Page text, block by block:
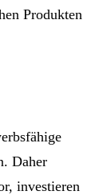
Produkten
Daher
investieren